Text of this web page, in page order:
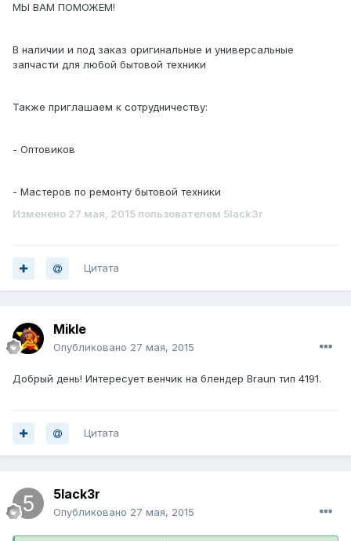
МЫ ВАМ ПОМОЖЕМ!
В наличии и под заказ оригинальные и универсальные
запчасти для любой бытовой техники
Также приглашаем к сотрудничеству:
- Оптовиков
- Мастеров по ремонту бытовой техники
Изменено 27 мая, 2015 пользователем 5lack3r
Цитата
Mikle
Опубликовано 27 мая, 2015
Добрый день! Интересует венчик на блендер Braun тип 4191.
Цитата
5lack3r
Опубликовано 27 мая, 2015